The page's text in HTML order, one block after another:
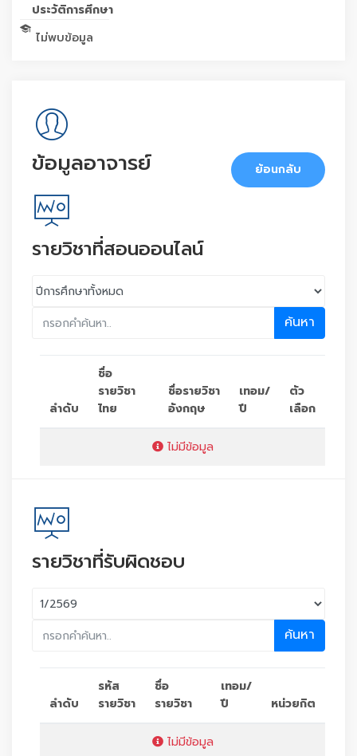
ประวัติการศึกษา
ไม่พบข้อมูล
ข้อมูลอาจารย์ ย้อนกลับ
รายวิชาที่สอนออนไลน์
ค้นหา
ลำดับ
ชื่อ
รายวิชา
ไทย
ชื่อรายวิชา
อังกฤษ
เทอม/
ปี
ตัว
เลือก
ไม่มีข้อมูล
รายวิชาที่รับผิดชอบ
ค้นหา
ลำดับ
รหัส
รายวิชา
ชื่อ
รายวิชา
เทอม/
ปี
หน่วยกิต
ไม่มีข้อมูล